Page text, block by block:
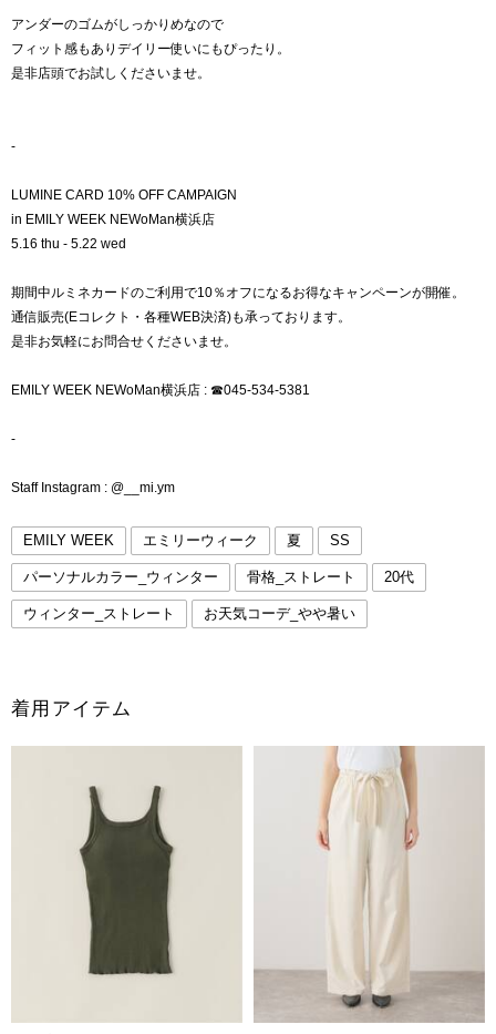
アンダーのゴムがしっかりめなので
フィット感もありデイリー使いにもぴったり。
是非店頭でお試しくださいませ。
-
LUMINE CARD 10% OFF CAMPAIGN
in EMILY WEEK NEWoMan横浜店
5.16 thu - 5.22 wed
期間中ルミネカードのご利用で10％オフになるお得なキャンペーンが開催。
通信販売(Eコレクト・各種WEB決済)も承っております。
是非お気軽にお問合せくださいませ。
EMILY WEEK NEWoMan横浜店 : ☎︎045-534-5381
-
Staff Instagram : @__mi.ym
EMILY WEEK エミリーウィーク 夏 SS
パーソナルカラー_ウィンター 骨格_ストレート 20代
ウィンター_ストレート お天気コーデ_やや暑い
着用アイテム